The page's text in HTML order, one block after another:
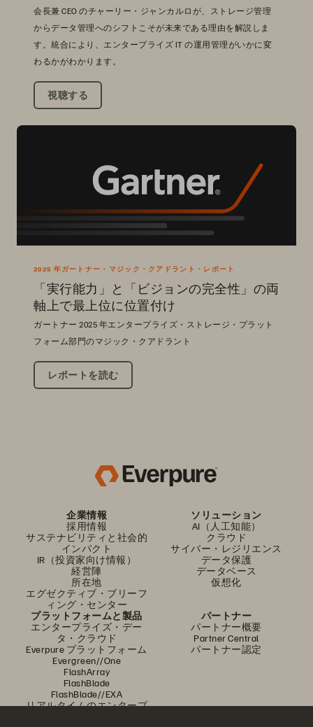
会長兼 CEO のチャーリー・ジャンカルロが、ストレージ管理
からデータ管理へのシフトこそが未来である理由を解説しま
す。統合により、エンタープライズ IT の運用管理がいかに変
わるかがわかります。
視聴する
2025 年ガートナー・マジック・クアドラント・レポート
「実行能力」と「ビジョンの完全性」の両
軸上で最上位に位置付け
ガートナー 2025 年エンタープライズ・ストレージ・プラット
フォーム部門のマジック・クアドラント
レポートを読む
企業情報
採用情報
サステナビリティと社会的
インパクト
IR（投資家向け情報）
経営陣
所在地
エグゼクティブ・ブリーフ
ィング・センター
ソリューション
AI（人工知能）
クラウド
サイバー・レジリエンス
データ保護
データベース
仮想化
プラットフォームと製品
エンタープライズ・デー
タ・クラウド
Everpure プラットフォーム
Evergreen//One
FlashArray
FlashBlade
FlashBlade//EXA
リアルタイムのエンタープ
パートナー
パートナー概要
Partner Central
パートナー認定